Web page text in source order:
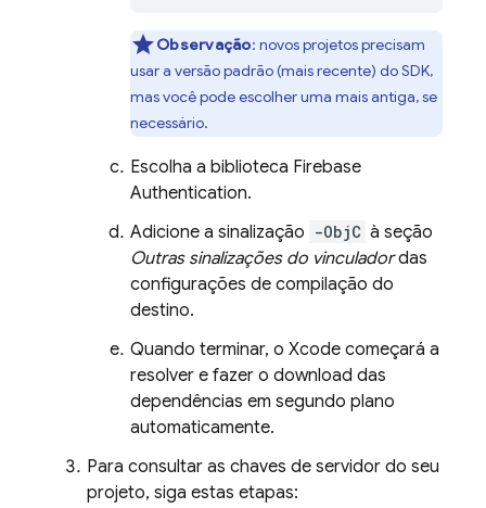
Observação: novos projetos precisam
usar a versão padrão (mais recente) do SDK,
mas você pode escolher uma mais antiga, se
necessário.
Escolha a biblioteca Firebase
Authentication.
Adicione a sinalização -ObjC à seção
Outras sinalizações do vinculadordas
configurações de compilação do
destino.
Quando terminar, o Xcode começará a
resolver e fazer o download das
dependências em segundo plano
automaticamente.
Para consultar as chaves de servidor do seu
projeto, siga estas etapas: